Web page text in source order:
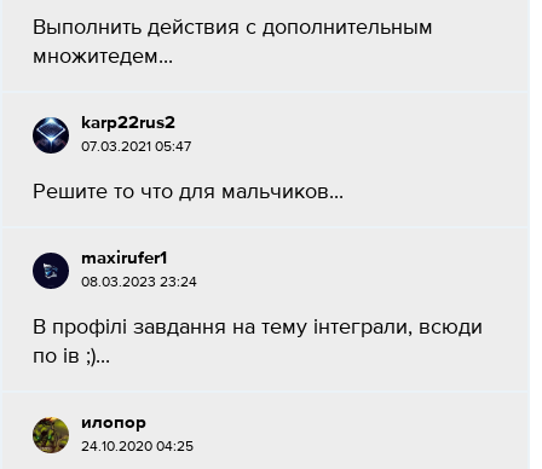
Выполнить действия с дополнительным
множитедем...
karp22rus2
07.03.2021 05:47
Решите то что для мальчиков...
maxirufer1
08.03.2023 23:24
В профілі завдання на тему інтеграли, всюди
по ів ;)...
илопор
24.10.2020 04:25